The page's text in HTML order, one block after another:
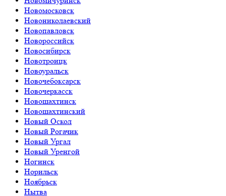
Новомосковск
Новониколаевский
Новопавловск
Новороссийск
Новосибирск
Новотроицк
Новоуральск
Новочебоксарск
Новочеркасск
Новошахтинск
Новошахтинский
Новый Оскол
Новый Рогачик
Новый Ургал
Новый Уренгой
Ногинск
Норильск
Ноябрьск
Нытва